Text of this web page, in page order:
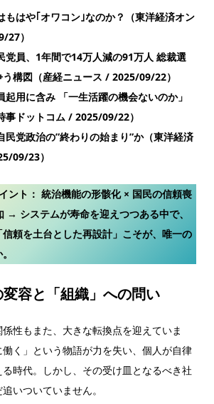
もはや｢オワコン｣なのか？（東洋経済オン
27）
党員、1年間で14万人減の91万人総裁選
う構図（産経ニュース / 2025/09/22）
起用に含み
「一生活躍の機会ないのか」
事ドットコム / 2025/09/22）
民党政治の”終わりの始まり”か（東洋経済
09/23）
ント： 統治機能の形骸化 × 国民の信頼喪
→ システムが寿命を迎えつつある中で、
頼を土台とした再設計」こそが、唯一の
容と「組織」への問い
性もまた、大きな転換点を迎えていま
く」という物語が力を失い、個人が自律
時代。しかし、その受け皿となるべき社
いついていません。